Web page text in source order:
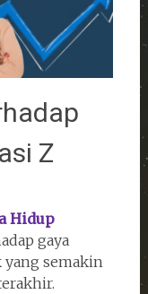
Z
Hidup
gaya
semakin